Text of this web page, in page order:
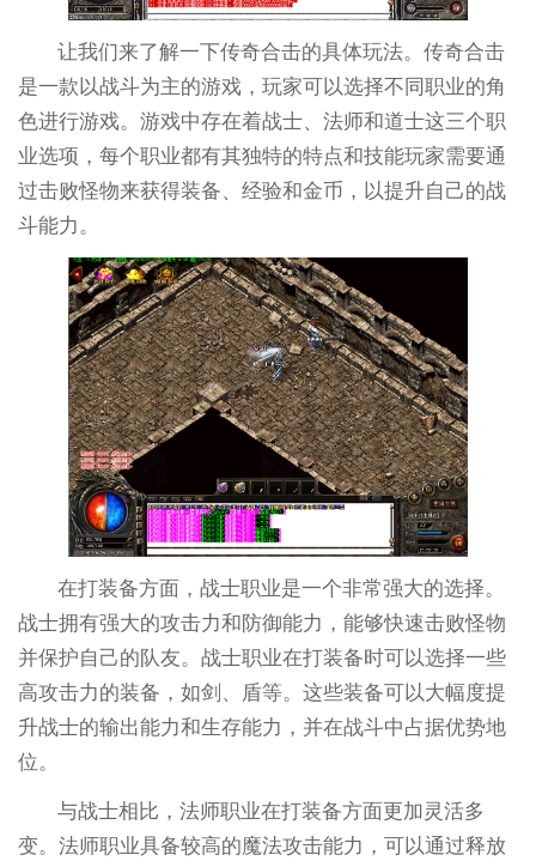
让我们来了解一下传奇合击的具体玩法。传奇合击
是一款以战斗为主的游戏，玩家可以选择不同职业的角
色进行游戏。游戏中存在着战士、法师和道士这三个职
业选项，每个职业都有其独特的特点和技能玩家需要通
过击败怪物来获得装备、经验和金币，以提升自己的战
斗能力。
在打装备方面，战士职业是一个非常强大的选择。
战士拥有强大的攻击力和防御能力，能够快速击败怪物
并保护自己的队友。战士职业在打装备时可以选择一些
高攻击力的装备，如剑、盾等。这些装备可以大幅度提
升战士的输出能力和生存能力，并在战斗中占据优势地
位。
与战士相比，法师职业在打装备方面更加灵活多
变。法师职业具备较高的魔法攻击能力，可以通过释放